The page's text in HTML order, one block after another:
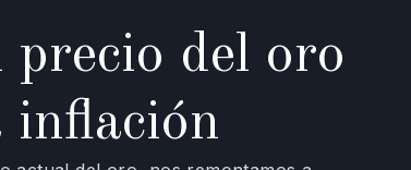
del oro
inflación